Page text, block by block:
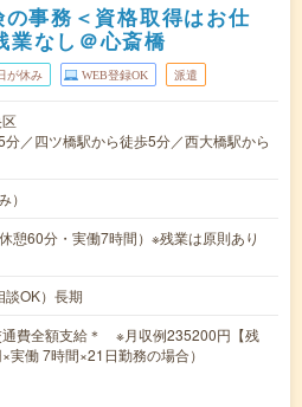
の事務＜資格取得はお仕
業なし＠心斎橋
が休み WEB登録OK 派遣
／四ツ橋駅から徒歩5分／西大橋駅から
）
憩60分・実働7時間）※残業は原則あり
談OK）長期
費全額支給＊ ※月収例235200円【残
実働 7時間×21日勤務の場合）